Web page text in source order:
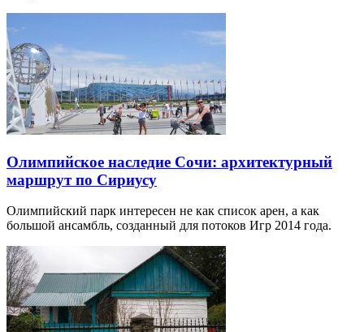
Олимпийское наследие Сочи: архитектурный
маршрут по Сириусу
Олимпийский парк интересен не как список арен, а как
большой ансамбль, созданный для потоков Игр 2014 года.